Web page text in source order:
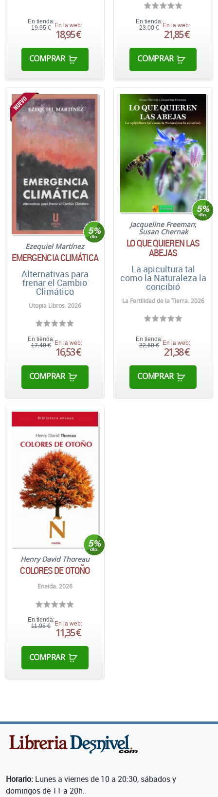
En tienda:
19,95 € En la web:
18,95 €
COMPRAR
En tienda:
23,00 €
En la web:
21,85 €
COMPRAR
Ezequiel Martínez
EMERGENCIA CLIMÁTICA
Alternativas para
frenar el Cambio
Climático
Utopía Libros. 2026
En tienda:
17,40 € En la web:
16,53 €
COMPRAR
Jacqueline Freeman;
Susan Chernak
LO QUE QUIEREN LAS
ABEJAS
La apicultura tal
como la Naturaleza la
concibió
La Fertilidad de la Tierra. 2026
En tienda:
22,50 € En la web:
21,38 €
COMPRAR
Henry David Thoreau
COLORES DE OTOÑO
Eneida. 2026
En tienda:
11,95 € En la web:
11,35 €
COMPRAR
Horario: Lunes a viernes de 10 a 20:30, sábados y
domingos de 11 a 20h.